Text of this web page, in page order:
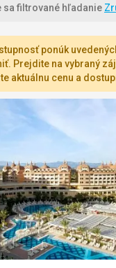
deťmi
sa filtrované hľadanie
ponúk
Prejdite na vybraný
aktuálnu cenu a